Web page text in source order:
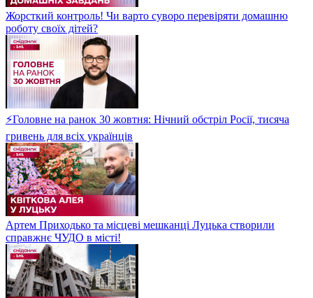
Жорсткий контроль! Чи варто суворо перевіряти домашню
роботу своїх дітей?
⚡Головне на ранок 30 жовтня: Нічний обстріл Росії, тисяча
гривень для всіх українців
Артем Приходько та місцеві мешканці Луцька створили
справжнє ЧУДО в місті!